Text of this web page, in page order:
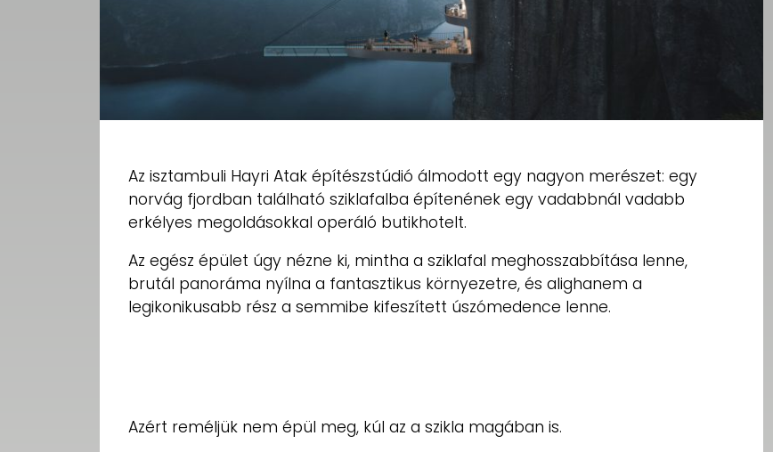
Az isztambuli Hayri Atak építészstúdió álmodott egy nagyon merészet: egy
norvág fjordban található sziklafalba építenének egy vadabbnál vadabb
erkélyes megoldásokkal operáló butikhotelt.
Az egész épület úgy nézne ki, mintha a sziklafal meghosszabbítása lenne,
brutál panoráma nyílna a fantasztikus környezetre, és alighanem a
legikonikusabb rész a semmibe kifeszített úszómedence lenne.
Azért reméljük nem épül meg, kúl az a szikla magában is.